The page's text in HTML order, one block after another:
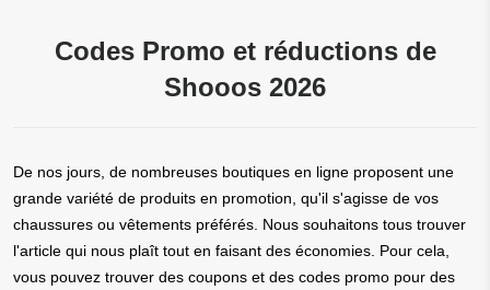
Codes Promo et réductions de
Shooos 2026
De nos jours, de nombreuses boutiques en ligne proposent une
grande variété de produits en promotion, qu'il s'agisse de vos
chaussures ou vêtements préférés. Nous souhaitons tous trouver
l'article qui nous plaît tout en faisant des économies. Pour cela,
vous pouvez trouver des coupons et des codes promo pour des